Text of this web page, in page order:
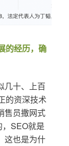
的经历，确
几十、上百
的资深技术
售员撒网式
，SEO就是
这也是为什